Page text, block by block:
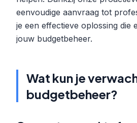
eenvoudige aanvraag tot
je een effectieve oplossing die
jouw budgetbeheer.
Wat kun je
budgetbeheer?